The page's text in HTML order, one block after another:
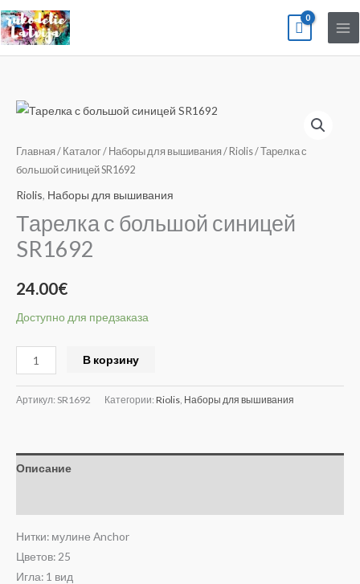
Перейти
к
содержимому
Главная / Каталог/ Наборы для вышивания / Riolis/ Тарелка с
большой синицей SR1692
Riolis, Наборы для вышивания
Тарелка с большой синицей
SR1692
24.00€
Доступно для предзаказа
Количество
Тарелка
с
большой
SR1692
В корзину
Артикул: SR1692 Категории: Riolis Наборы для вышивания
Описание
Нитки: мулине Anchor
Цветов: 25
Игла: 1 вид